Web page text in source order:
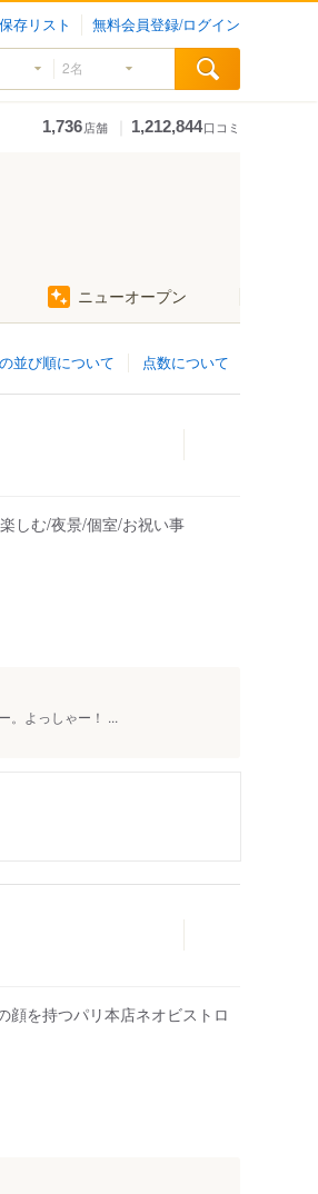
保存リスト 無料会員登録/ログイン
1,736店舗 1,212,844口コミ
ニューオープン
点数について
並び順について
しむ/夜景/個室/お祝い事
。よっしゃー！ ...
顔を持つパリ本店ネオビストロ